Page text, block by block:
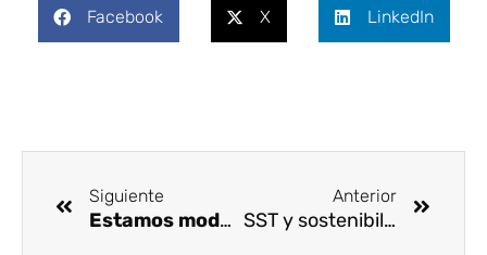
Facebook X LinkedIn
Siguiente
Estamos modo presencial en las auditorías RUC®
Anterior
SST y sostenibilidad, sinergia que impulsa un crecimiento más equitativo, justo y resiliente